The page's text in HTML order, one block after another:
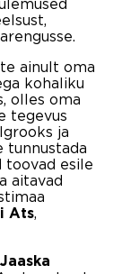
ainult oma
kohaliku
olles oma
tegevus
ja
tunnustada
toovad esile
aitavad
Ats,